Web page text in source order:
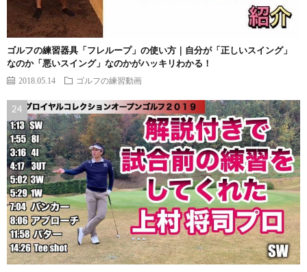
ゴルフの練習器具「フレループ」の使い方｜自分が「正しいスイング」
なのか「悪いスイング」なのかがハッキリわかる！
2018.05.14 ゴルフの練習動画